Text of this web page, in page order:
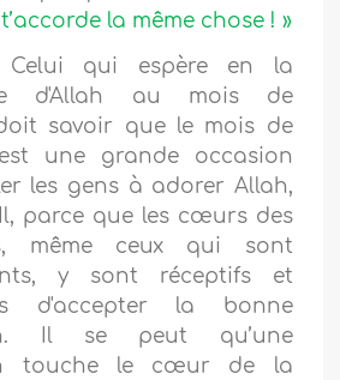
la même chose ! »
qui espère en la
d'Allah au mois de
savoir que le mois de
une grande occasion
les gens à adorer Allah,
parce que les cœurs des
même ceux qui sont
y sont réceptifs et
d'accepter la bonne
Il se peut qu’une
touche le cœur de la